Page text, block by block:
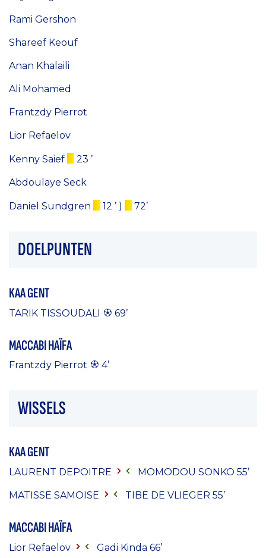
Rami Gershon
Shareef Keouf
Anan Khalaili
Ali Mohamed
Frantzdy Pierrot
Lior Refaelov
Kenny Saief 23 ’
Abdoulaye Seck
Daniel Sundgren 12 ’ ) 72’
DOELPUNTEN
KAA GENT
TARIK TISSOUDALI 69’
MACCABI HAÏFA
Frantzdy Pierrot 4’
WISSELS
KAA GENT
LAURENT DEPOITRE MOMODOU SONKO 55’
MATISSE SAMOISE TIBE DE VLIEGER 55’
MACCABI HAÏFA
Lior Refaelov Gadi Kinda 66’